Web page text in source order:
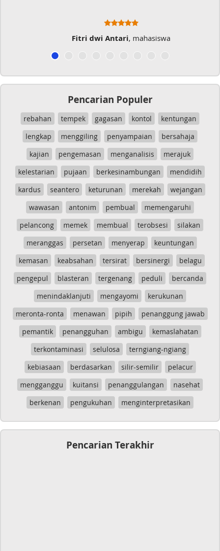
Fitri dwi Antari, mahasiswa
Pencarian Populer
rebahan tempek gagasan kontol
kentungan
lengkap
menggiling penyampaian
bersahaja
kajian
pengemasan menganalisis
merajuk
kelestarian
pujaan berkesinambungan
mendidih
kardus
seantero keturunan merekah
wejangan
wawasan
antonim pembual
memengaruhi
pelancong
memek membual terobsesi
silakan
meranggas
persetan menyerap
keuntungan
kemasan
keabsahan tersirat bersinergi
belagu
pengepul
blasteran tergenang peduli
bercanda
menindaklanjuti
mengayomi
kerukunan
meronta-ronta
menawan pipih
penanggung jawab
pemantik
penangguhan ambigu
kemaslahatan
terkontaminasi
selulosa
terngiang-ngiang
kebiasaan
berdasarkan silir-semilir
pelacur
mengganggu
kuitansi penanggulangan
nasehat
berkenan
pengukuhan menginterpretasikan
Pencarian Terakhir